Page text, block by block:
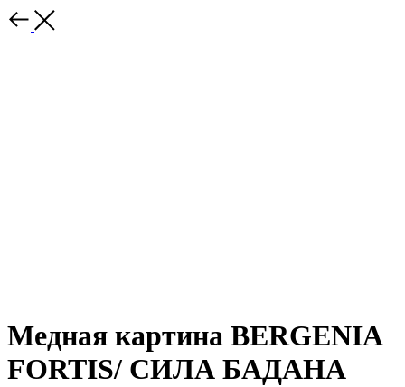
Медная картина BERGENIA
FORTIS/ СИЛА БАДАНА